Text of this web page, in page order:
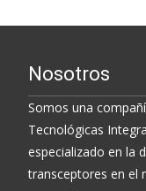
Nosotros
Somos una
Tecnológicas
especializado en la
transceptores en el